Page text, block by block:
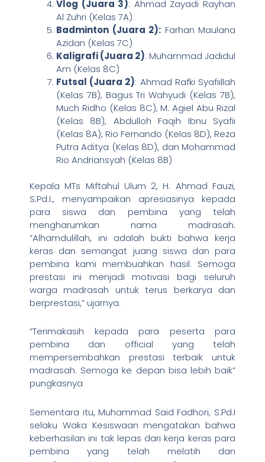
Vlog (Juara 3): Ahmad Zayadi Rayhan
Al Zuhri (Kelas 7A)
Badminton (Juara 2): Farhan Maulana
Azidan (Kelas 7C)
Kaligrafi (Juara 2): Muhammad Jadidul
Am (Kelas 8C)
Futsal (Juara 2): Ahmad Rafki Syafiillah
(Kelas 7B), Bagus Tri Wahyudi (Kelas 7B),
Much Ridho (Kelas 8C), M. Agiel Abu Rizal
(Kelas 8B), Abdulloh Faqih Ibnu Syafii
(Kelas 8A), Rio Fernando (Kelas 8D), Reza
Putra Aditya (Kelas 8D), dan Mohammad
Rio Andriansyah (Kelas 8B)
Kepala MTs Miftahul Ulum 2, H. Ahmad Fauzi,
S.Pd.I., menyampaikan apresiasinya kepada
para siswa dan pembina yang telah
mengharumkan nama madrasah.
“Alhamdulillah, ini adalah bukti bahwa kerja
keras dan semangat juang siswa dan para
pembina kami membuahkan hasil. Semoga
prestasi ini menjadi motivasi bagi seluruh
warga madrasah untuk terus berkarya dan
berprestasi,” ujarnya.
“Terimakasih kepada para peserta para
pembina dan official yang telah
mempersembahkan prestasi terbaik untuk
madrasah. Semoga ke depan bisa lebih baik”
pungkasnya
Sementara itu, Muhammad Said Fadhori, S.Pd.I
selaku Waka Kesiswaan mengatakan bahwa
keberhasilan ini tak lepas dari kerja keras para
pembina yang telah melatih dan